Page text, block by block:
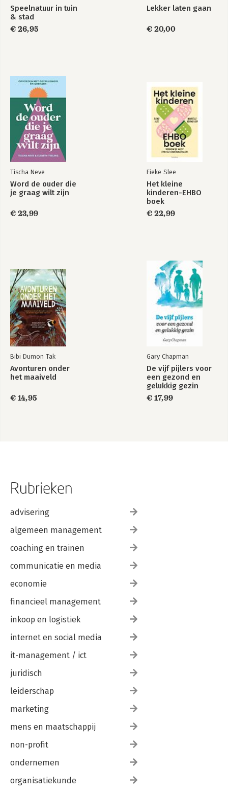
Speelnatuur in tuin
& stad
€ 26,95
Lekker laten gaan
€ 20,00
Tischa Neve
Word de ouder die
je graag wilt zijn
€ 23,99
Fieke Slee
Het kleine
kinderen-EHBO
boek
€ 22,99
Bibi Dumon Tak
Avonturen onder
het maaiveld
€ 14,95
Gary Chapman
De vijf pijlers voor
een gezond en
gelukkig gezin
€ 17,99
Rubrieken
advisering
algemeen management
coaching en trainen
communicatie en media
economie
financieel management
inkoop en logistiek
internet en social media
it-management / ict
juridisch
leiderschap
marketing
mens en maatschappij
non-profit
ondernemen
organisatiekunde